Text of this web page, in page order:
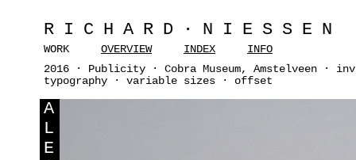
RICHARD·NIESSEN
WORK OVERVIEW INDEX
INFO
2016 · Publicity · Cobra Museum, Amstelveen
typography · variable sizes · offset
A
L
E